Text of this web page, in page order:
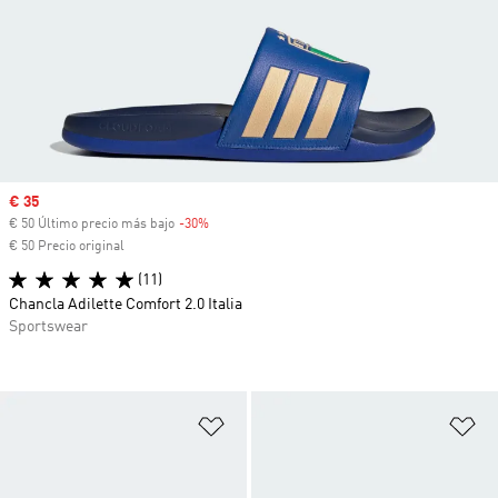
Precio de venta
€ 35
€ 50 Último precio más bajo -30%
€ 50 Precio original
(11)
Chancla Adilette Comfort 2.0 Italia
Sportswear